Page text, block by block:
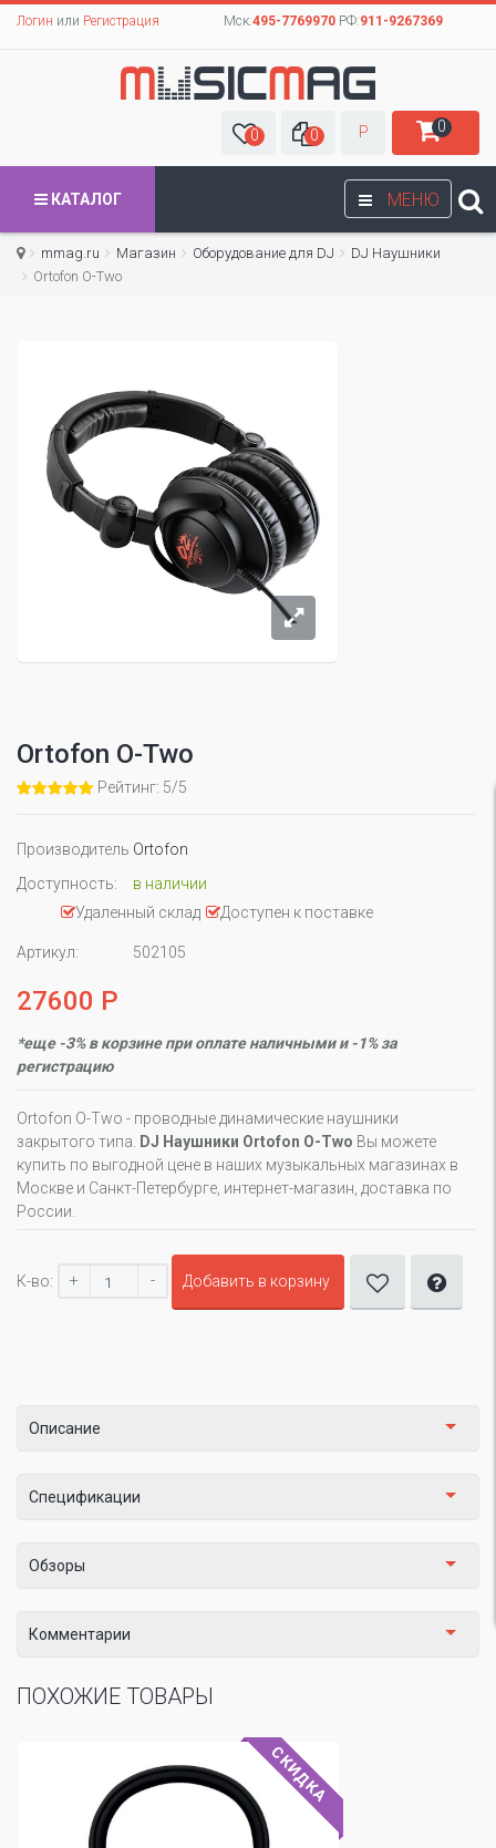
Логин или Регистрация Мск:495-7769970РФ:911-9267369
0 0 Р 0
МЕНЮ
КАТАЛОГ
mmag.ru Магазин Оборудование для DJ
DJ Наушники
Ortofon O-Two
Ortofon O-Two
Рейтинг: 5/5
Производитель Ortofon
Доступность:
в наличии
Удаленный склад
Доступен к поставке
Артикул: 502105
27600 Р
*еще -3% в корзине при оплате наличными и -1% за
регистрацию
Ortofon O-Two - проводные динамические наушники
закрытого типа.
DJ Наушники Ortofon O-Two Вы можете
купить по выгодной цене в наших музыкальных магазинах в
Москве и Санкт-Петербурге, интернет-магазин, доставка по
России.
К-во: + - Добавить в корзину
Описание
Спецификации
Обзоры
Комментарии
ПОХОЖИЕ ТОВАРЫ
СКИДКА